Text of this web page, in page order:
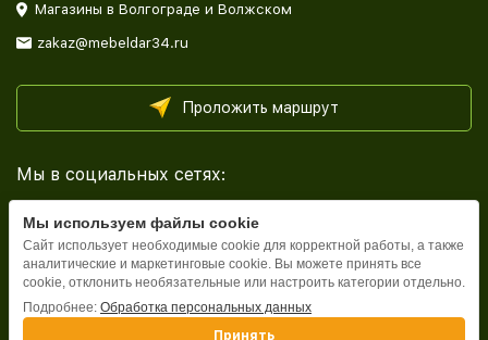
Магазины в Волгограде и Волжском
zakaz@mebeldar34.ru
Проложить маршрут
Мы в социальных сетях:
Каталог
Мы используем файлы cookie
Сайт использует необходимые cookie для корректной работы, а также
аналитические и маркетинговые cookie. Вы можете принять все
cookie, отклонить необязательные или настроить категории отдельно.
Подробнее: Обработка персональных данных
Принять